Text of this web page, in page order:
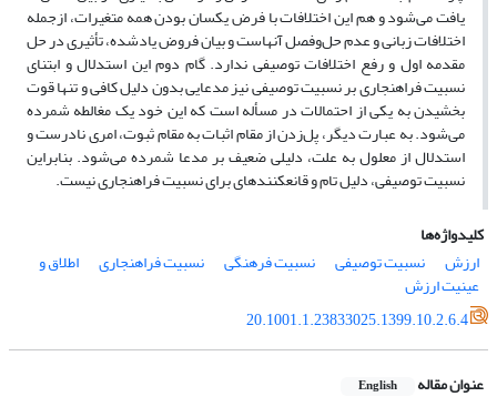
یافت می‌شود و هم این اختلافات با فرض یکسان بودن همه متغیرات، ازجمله
اختلافات زبانی و عدم حل‌وفصل آنهاست و بیان فروض یادشده، تأثیری در حل
مقدمه اول و رفع اختلافات توصیفی ندارد. گام دوم این استدلال و ابتنای
نسبیت فراهنجاری بر نسبیت توصیفی نیز مدعایی بدون دلیل کافی و تنها قوت
بخشیدن به یکی از احتمالات در مسأله است که این خود یک مغالطه شمرده
می‌شود. به عبارت دیگر، پل‌زدن از مقام اثبات به مقام ثبوت، امری نادرست و
استدلال از معلول به علت، دلیلی ضعیف بر مدعا شمرده می‌شود. بنابراین
نسبیت توصیفی، دلیل تام و قانع­کننده­ای برای نسبیت فراهنجاری نیست.
کلیدواژه‌ها
ارزش
نسبیت توصیفی نسبیت فرهنگی نسبیت فراهنجاری اطلاق و
عینیت ارزش
20.1001.1.23833025.1399.10.2.6.4
عنوان مقاله English